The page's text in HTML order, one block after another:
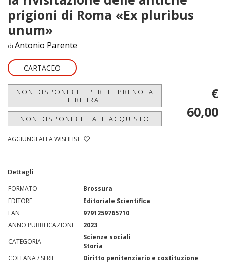
prigioni di Roma «Ex pluribus
unum»
di Antonio Parente
CARTACEO
NON DISPONIBILE PER IL 'PRENOTA
E RITIRA'
NON DISPONIBILE ALL'ACQUISTO
AGGIUNGI ALLA WISHLIST
€
60,00
Dettagli
FORMATO
Brossura
EDITORE
Editoriale Scientifica
EAN
9791259765710
ANNO PUBBLICAZIONE
2023
CATEGORIA
Scienze sociali
Storia
COLLANA / SERIE
Diritto penitenziario e costituzione